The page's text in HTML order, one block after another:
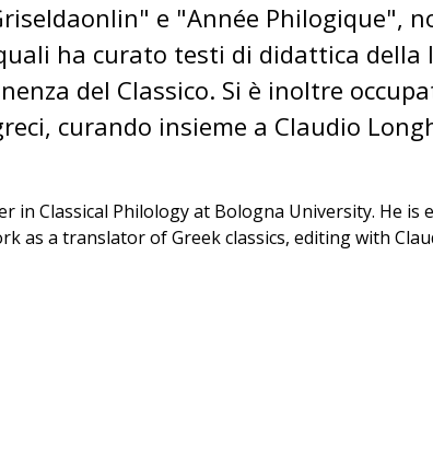
e "Année Philogique",
ha curato testi di didattica
del Classico. Si è inoltre
curando insieme a Claudio
in Classical Philology at Bologna University. He
as a translator of Greek classics, editing with